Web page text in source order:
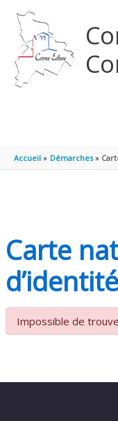
Accueil Démarches
Carte
d’identité
Impossible de